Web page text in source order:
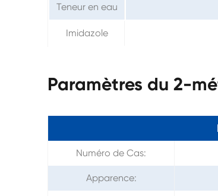
Teneur en eau
Imidazole
Paramètres du 2-
Numéro de Cas:
Apparence: